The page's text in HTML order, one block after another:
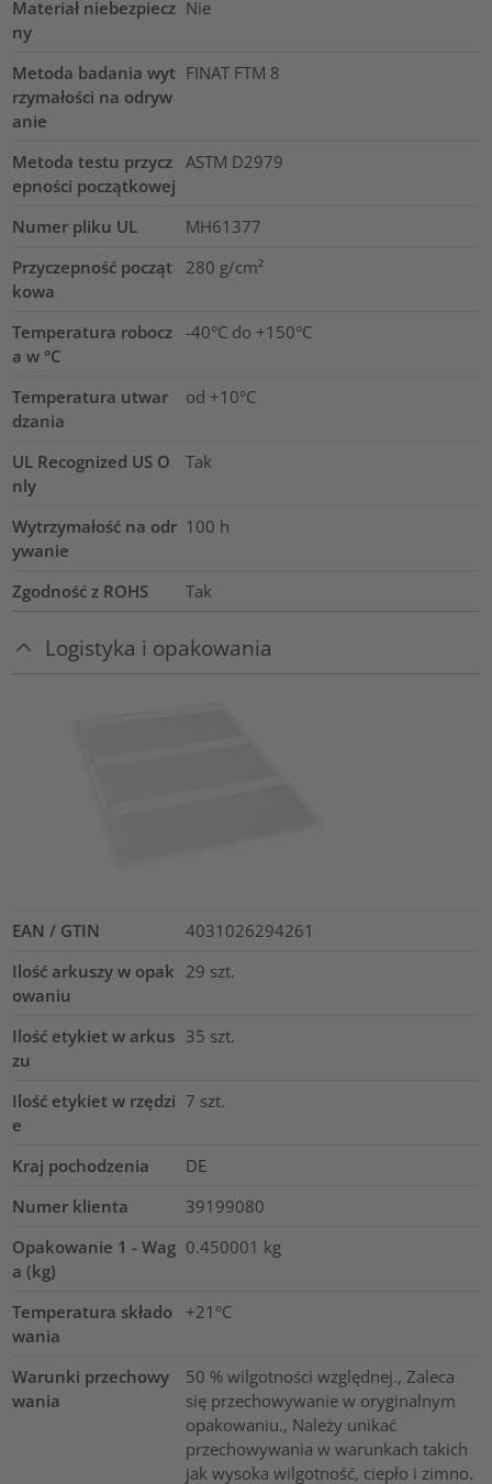
Materiał niebezpiecz
ny
Nie
Metoda badania wyt
rzymałości na odryw
anie
FINAT FTM 8
Metoda testu przycz
epności początkowej
ASTM D2979
Numer pliku UL
MH61377
Przyczepność począt
kowa
280 g/cm²
Temperatura robocz
a w °C
-40°C do +150°C
Temperatura utwar
dzania
od +10°C
UL Recognized US O
nly
Tak
Wytrzymałość na odr
ywanie
100 h
Zgodność z ROHS Tak
Logistyka i opakowania
EAN / GTIN
4031026294261
Ilość arkuszy w opak
owaniu
29 szt.
Ilość etykiet w arkus
zu
35 szt.
Ilość etykiet w rzędzi
e
7 szt.
Kraj pochodzenia
DE
Numer klienta
39199080
Opakowanie 1 - Wag
a (kg)
0.450001 kg
Temperatura składo
wania
+21°C
Warunki przechowy
wania
50 % wilgotności względnej., Zaleca
się przechowywanie w oryginalnym
opakowaniu., Należy unikać
przechowywania w warunkach takich
jak wysoka wilgotność, ciepło i zimno.